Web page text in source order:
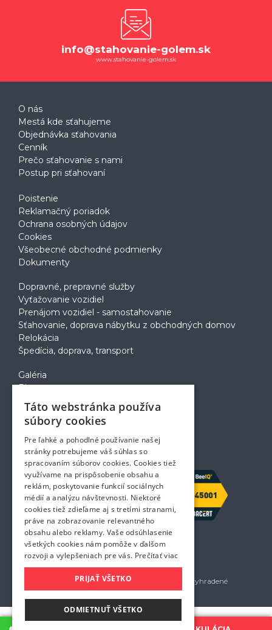
info@stahovanie-golem.sk
www.stahovanie-golem.sk
O nás
Mestá kde sťahujeme
Objednávka sťahovania
Cenník
Prečo sťahovanie s nami
Postup pri sťahovaní
Poistenie
Reklamačný poriadok
Ochrana osobných údajov
Cookies
Všeobecné obchodné podmienky
Dokumenty
Dopravné, prepravné služby
Vyťažovanie vozidiel
Prenájom vozidiel - samostahovanie
Sťahovanie, doprava nábytku z obchodných domov
Relokácia
Špedícia, doprava, transport
Galéria
Blog
Voľné pozície
Zapožičanie krabíc
Rady a tipy pri sťahovaní
Prepravný poriadok
Kontakt
Golem services, s.r.o. 2026 - Všetky práva vyhradené
Všetky uvedené ceny sú bez DPH
Táto webstránka používa
súbory cookies
Pre ľahké a pohodlné používanie našej
stránky potrebujeme váš súhlas so
spracovaním súborov cookies. Cookies tiež
využívame na prispôsobenie obsahu a
reklám, poskytovanie funkcií sociálnych
médií a analýzu návštevnosti. Niektoré
cookies tiež zdieľame aj s tretími stranami,
práve na zobrazovanie relevantného
obsahu alebo reklamy. Vaše odsúhlasenie
všetkých cookies nám pomôže v ďalšom
rozvoji a vylepšeniach pre vás. Prečítať viac
PRIJAŤ VŠETKO
ODMIETNUŤ VŠETKO